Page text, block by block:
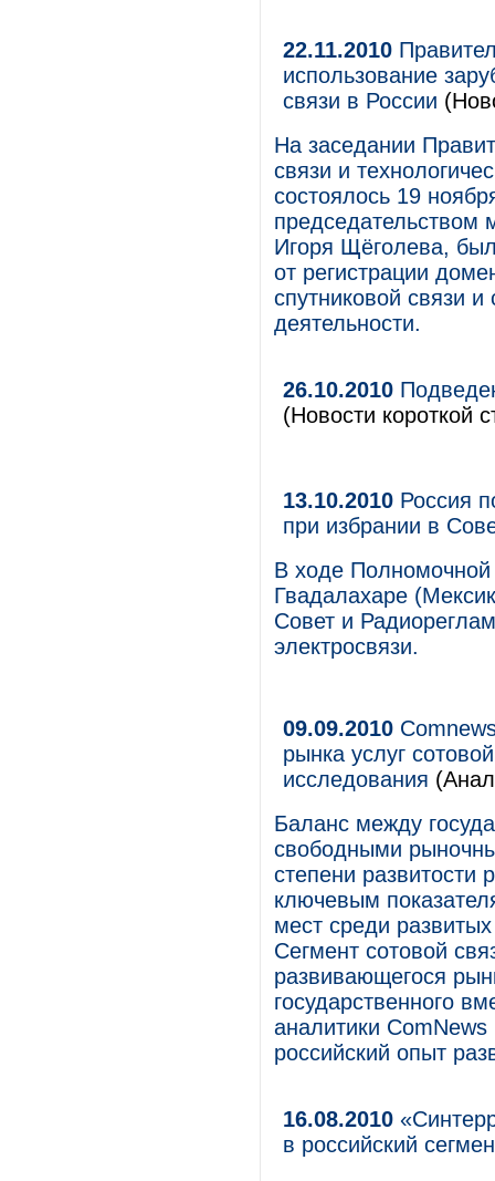
22.11.2010
использование
связи в России
На заседании
связи и
состоялось 19
председательством
Игоря Щёголева,
от регистрации
спутниковой связи
деятельности.
26.10.2010
(Новости короткой
13.10.2010 Россия
при избрании в
В ходе
Гвадалахаре
Совет и
электросвязи.
09.09.2010
рынка услуг
исследования
Баланс между
свободными
степени развитости
ключевым
мест среди
Сегмент сотовой
развивающегося
государственного
аналитики
российский опыт
16.08.2010
в российский